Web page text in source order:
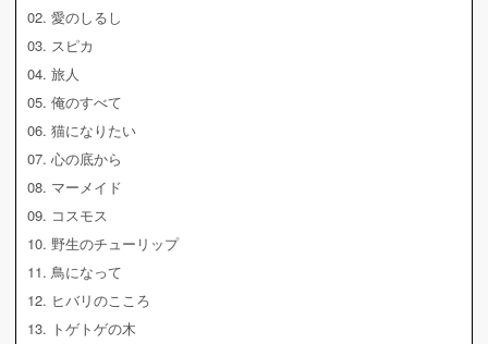
02. 愛のしるし
03. スピカ
04. 旅人
05. 俺のすべて
06. 猫になりたい
07. 心の底から
08. マーメイド
09. コスモス
10. 野生のチューリップ
11. 鳥になって
12. ヒバリのこころ
13. トゲトゲの木